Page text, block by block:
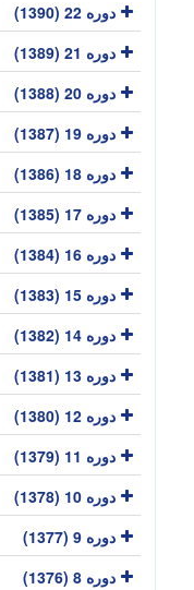
دوره 22 (1390)
دوره 21 (1389)
دوره 20 (1388)
دوره 19 (1387)
دوره 18 (1386)
دوره 17 (1385)
دوره 16 (1384)
دوره 15 (1383)
دوره 14 (1382)
دوره 13 (1381)
دوره 12 (1380)
دوره 11 (1379)
دوره 10 (1378)
دوره 9 (1377)
دوره 8 (1376)